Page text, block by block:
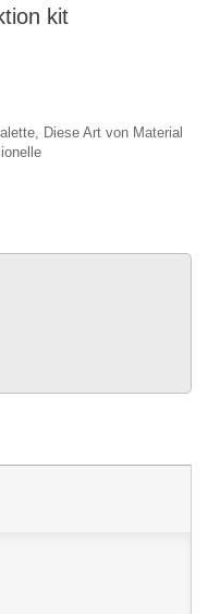
kit
Diese Art von Material